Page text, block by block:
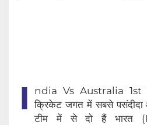
I
ndia Vs Australia 1st
क्रिकेट जगत में सबसे
टीम में से दो हैं भारत